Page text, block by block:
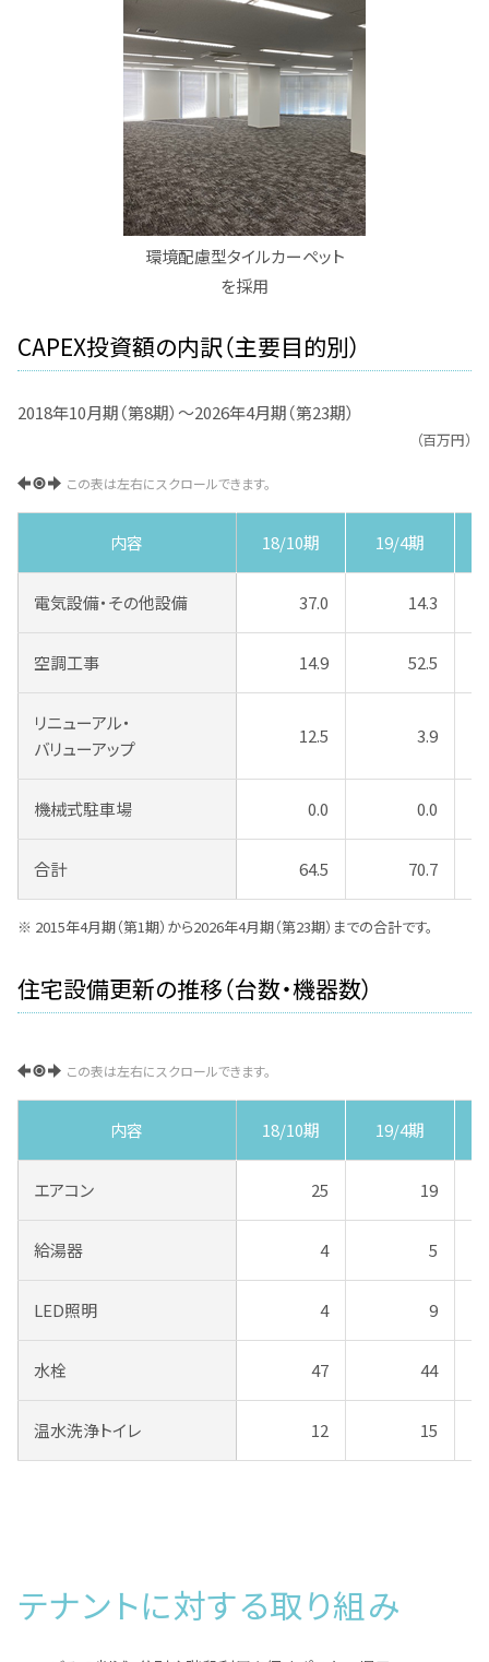
環境配慮型タイルカーペット
を採用
CAPEX投資額の内訳（主要目的別）
2018年10月期（第8期）～2026年4月期（第23期）
（百万円）
この表は左右にスクロールできます。
内容 18/10期 19/4期
電気設備・その他設備 37.0 14.3
空調工事 14.9 52.5
リニューアル・
バリューアップ
12.5 3.9
機械式駐車場 0.0 0.0
合計 64.5 70.7
2015年4月期（第1期）から2026年4月期（第23期）までの合計です。
住宅設備更新の推移（台数・機器数）
この表は左右にスクロールできます。
内容 18/10期 19/4期
エアコン 25 19
給湯器 4 5
LED照明 4 9
水栓 47 44
温水洗浄トイレ 12 15
テナントに対する取り組み